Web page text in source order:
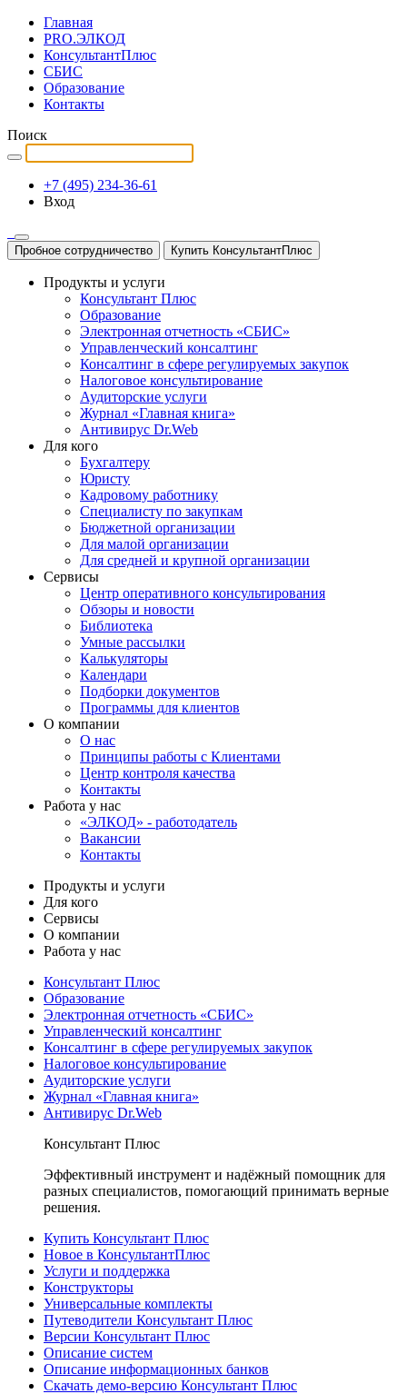
Главная
PRO.ЭЛКОД
КонсультантПлюс
СБИС
Образование
Контакты
Поиск
+7 (495) 234-36-61
Вход
Пробное сотрудничество Купить КонсультантПлюс
Продукты и услуги
Консультант Плюс
Образование
Электронная отчетность «СБИС»
Управленческий консалтинг
Консалтинг в сфере регулируемых закупок
Налоговое консультирование
Аудиторские услуги
Журнал «Главная книга»
Антивирус Dr.Web
Для кого
Бухгалтеру
Юристу
Кадровому работнику
Специалисту по закупкам
Бюджетной организации
Для малой организации
Для средней и крупной организации
Сервисы
Центр оперативного консультирования
Обзоры и новости
Библиотека
Умные рассылки
Калькуляторы
Календари
Подборки документов
Программы для клиентов
О компании
О нас
Принципы работы с Клиентами
Центр контроля качества
Контакты
Работа у нас
«ЭЛКОД» - работодатель
Вакансии
Контакты
Продукты и услуги
Для кого
Сервисы
О компании
Работа у нас
Консультант Плюс
Образование
Электронная отчетность «СБИС»
Управленческий консалтинг
Консалтинг в сфере регулируемых закупок
Налоговое консультирование
Аудиторские услуги
Журнал «Главная книга»
Антивирус Dr.Web
Консультант Плюс
Эффективный инструмент и надёжный помощник для
разных специалистов, помогающий принимать верные
решения.
Купить Консультант Плюс
Новое в КонсультантПлюс
Услуги и поддержка
Конструкторы
Универсальные комплекты
Путеводители Консультант Плюс
Версии Консультант Плюс
Описание систем
Описание информационных банков
Скачать демо-версию Консультант Плюс